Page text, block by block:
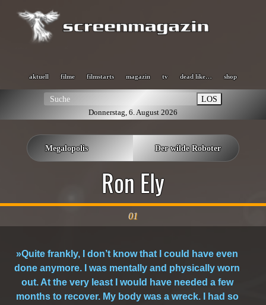
aktuell filme filmstarts magazin tv dead like… shop
LOS
Donnerstag, 6. August 2026
Megalopolis Der wilde Roboter
Ron Ely
01
»Quite frankly, I don’t know that I could have even
done anymore. I was mentally and physically worn
out. At the very least I would have needed a few
months to recover. My body was a wreck. I had so